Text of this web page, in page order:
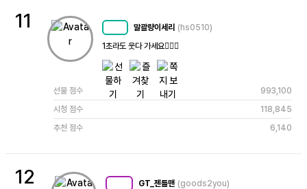
11 말괄량이세리 (hs0510)
1초라도 웃다 가세요🙇🏻‍♀️
선물 점수
993,100
시청 점수
118,845
추천 점수
6,140
12 GT_젠틀맨 (goods2you)